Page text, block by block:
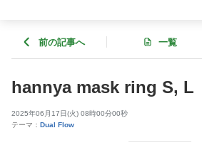
前の記事へ 一覧
hannya mask ring S, L
2025年06月17日(火) 08時00分00秒
テーマ： Dual Flow